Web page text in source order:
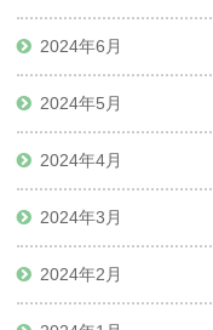
2024年6月
2024年5月
2024年4月
2024年3月
2024年2月